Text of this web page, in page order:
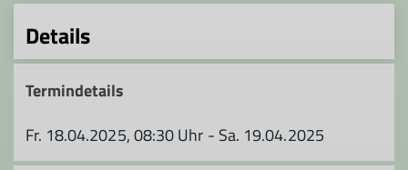
Details
Termindetails
Fr. 18.04.2025, 08:30 Uhr - Sa. 19.04.2025